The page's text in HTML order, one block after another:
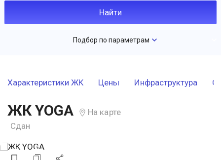
Подбор по параметрам
Характеристики ЖК Цены Инфраструктура
ЖК YOGA
На карте
Сдан